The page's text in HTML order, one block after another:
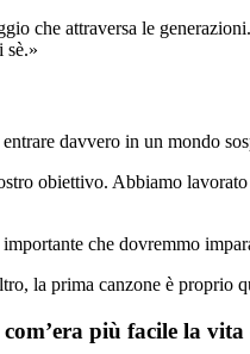
che attraversa le
sè.»
davvero in un mondo
obiettivo. Abbiamo
importante che dovremmo
la prima canzone è proprio
più facile la